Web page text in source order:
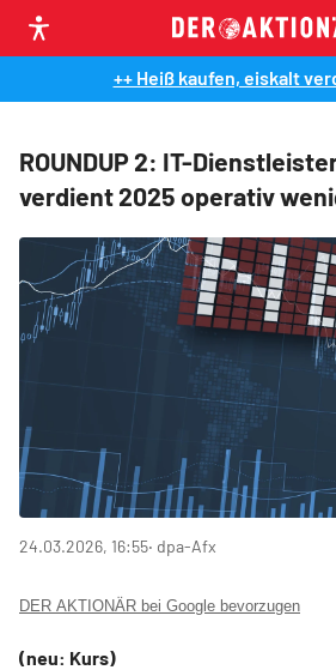
++ Heiß kaufen, eiskalt
ROUNDUP 2: IT-
verdient 2025 operativ
24.03.2026, 16:55‧ dpa-Afx
DER AKTIONÄR bei Google bevorzugen
(neu: Kurs)